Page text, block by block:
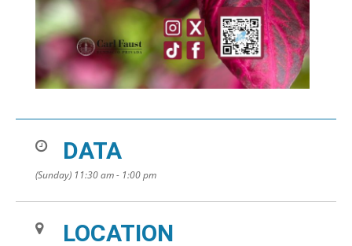
DATA
(Sunday) 11:30 am - 1:00 pm
LOCATION